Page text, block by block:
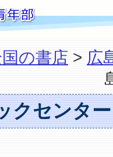
の書店 > 広
クセンター